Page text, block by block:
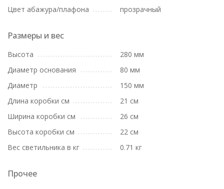
Цвет абажура/плафона
прозрачный
Размеры и вес
Высота
280 мм
Диаметр основания
80 мм
Диаметр
150 мм
Длина коробки см
21 см
Ширина коробки см
26 см
Высота коробки см
22 см
Вес светильника в кг
0.71 кг
Прочее